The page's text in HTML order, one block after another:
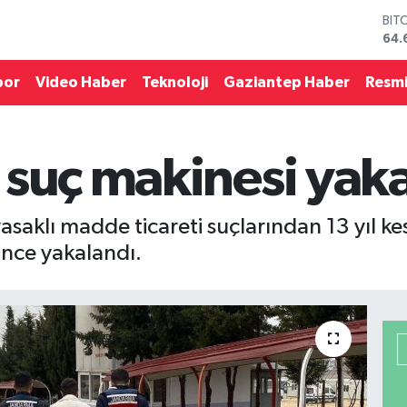
Video Haber Teknoloji Gaziantep Haber
makinesi
madde ticareti suçlarından 13 yıl
yakalandı.